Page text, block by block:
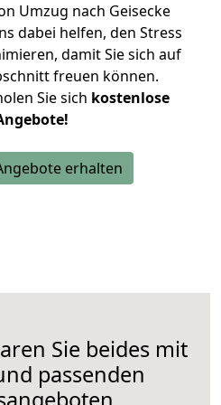
Umzug nach Geisecke
dabei helfen, den Stress
damit Sie sich auf
freuen können.
Sie sich kostenlose
erhalten
Sie beides mit
passenden